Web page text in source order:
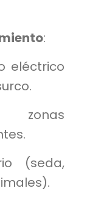
:
eléctrico
(seda,